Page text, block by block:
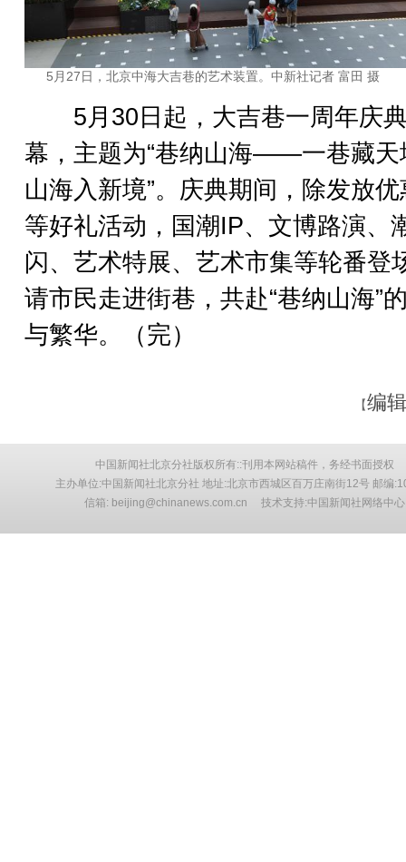
5月27日，北京中海大吉巷的艺术装置。中新社记者 富田 摄
5月30日起，大吉巷一周年庆
幕，主题为“巷纳山海——一巷藏天
山海入新境”。庆典期间，除发放
等好礼活动，国潮IP、文博路演、
闪、艺术特展、艺术市集等轮番登
请市民走进街巷，共赴“巷纳山海”
与繁华。（完）
【编
中国新闻社北京分社版权所有::刊用本网站稿件，务经书面授权
主办单位:中国新闻社北京分社 地址:北京市西城区百万庄南街12号 邮编
信箱: beijing@chinanews.com.cn 技术支持:中国新闻社网络中心